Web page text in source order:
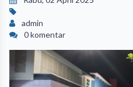
admin
0 komentar